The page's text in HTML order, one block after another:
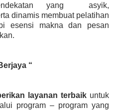
yang
asyik,
dinamis membuat pelatihan
esensi makna dan pesan
“
layanan terbaik untuk
program – program yang